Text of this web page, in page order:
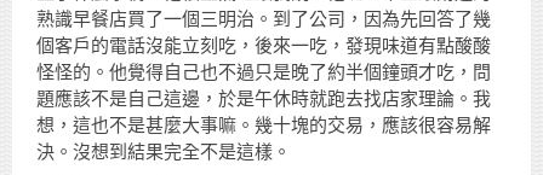
熟識早餐店買了一個三明治。到了公司，因為先回答了幾
個客戶的電話沒能立刻吃，後來一吃，發現味道有點酸酸
怪怪的。他覺得自己也不過只是晚了約半個鐘頭才吃，問
題應該不是自己這邊，於是午休時就跑去找店家理論。我
想，這也不是甚麼大事嘛。幾十塊的交易，應該很容易解
決。沒想到結果完全不是這樣。